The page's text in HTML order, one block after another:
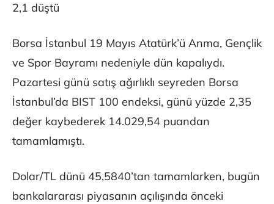
2,1 düştü
Borsa İstanbul 19 Mayıs Atatürk’ü Anma, Gençlik
ve Spor Bayramı nedeniyle dün kapalıydı.
Pazartesi günü satış ağırlıklı seyreden Borsa
İstanbul’da BIST 100 endeksi, günü yüzde 2,35
değer kaybederek 14.029,54 puandan
tamamlamıştı.
Dolar/TL dünü 45,5840’tan tamamlarken, bugün
bankalararası piyasanın açılışında önceki